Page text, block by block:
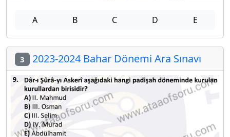
A B C D E
3 2023-2024 Bahar Dönemi Ara Sınavı